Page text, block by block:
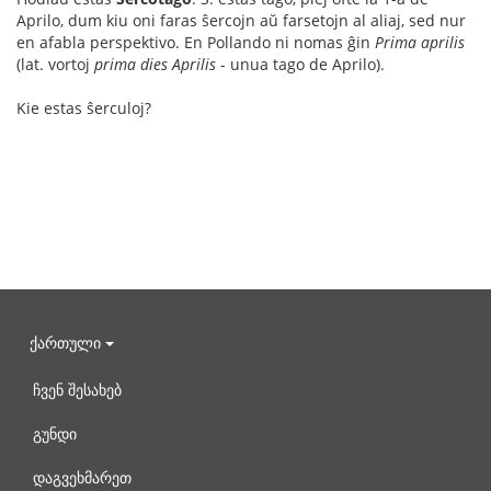
Aprilo, dum kiu oni faras ŝercojn aŭ farsetojn al aliaj, sed nur
en afabla perspektivo. En Pollando ni nomas ĝin Prima aprilis
(lat. vortoj prima dies Aprilis - unua tago de Aprilo).
Kie estas ŝerculoj?
ქართული
ჩვენ შესახებ
გუნდი
დაგვეხმარეთ